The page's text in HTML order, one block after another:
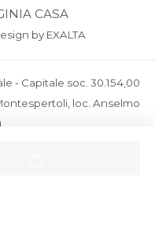
CASA
by EXALTA
- Capitale soc. 30.154,00
loc. Anselmo
FI-227733 - PEC: